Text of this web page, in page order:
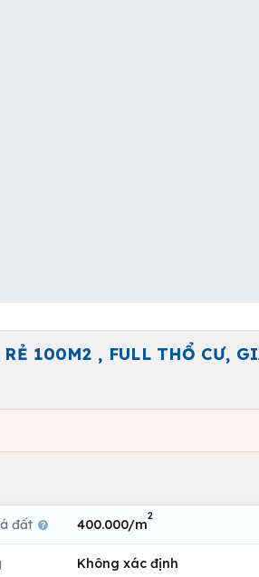
100M2 , FULL THỔ CƯ,
đất 400.000/m
2
Không xác định